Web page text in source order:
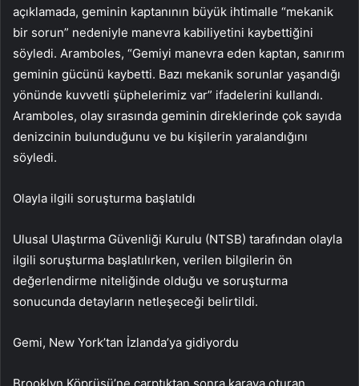
açıklamada, geminin kaptanının büyük ihtimalle “mekanik
bir sorun” nedeniyle manevra kabiliyetini kaybettiğini
söyledi. Aramboles, “Gemiyi manevra eden kaptan, sanırım
geminin gücünü kaybetti. Bazı mekanik sorunlar yaşandığı
yönünde kuvvetli şüphelerimiz var” ifadelerini kullandı.
Aramboles, olay sırasında geminin direklerinde çok sayıda
denizcinin bulunduğunu ve bu kişilerin yaralandığını
söyledi.
Olayla ilgili soruşturma başlatıldı
Ulusal Ulaştırma Güvenliği Kurulu (NTSB) tarafından olayla
ilgili soruşturma başlatılırken, verilen bilgilerin ön
değerlendirme niteliğinde olduğu ve soruşturma
sonucunda detayların netleşeceği belirtildi.
Gemi, New York’tan İzlanda’ya gidiyordu